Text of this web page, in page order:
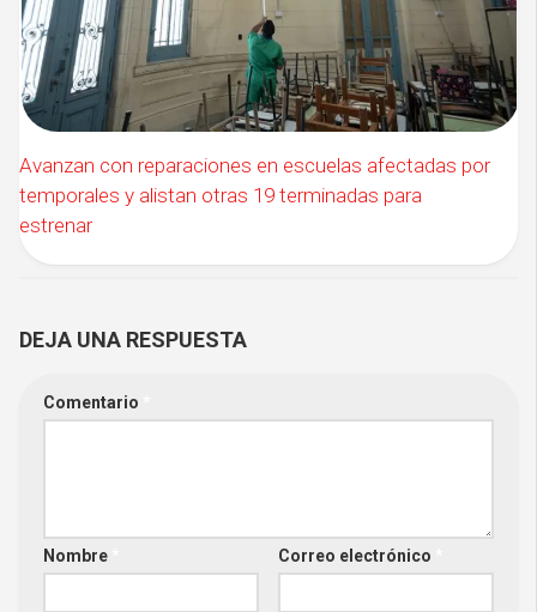
Avanzan con reparaciones en escuelas afectadas por
temporales y alistan otras 19 terminadas para
estrenar
DEJA UNA RESPUESTA
Comentario
Nombre Correo electrónico